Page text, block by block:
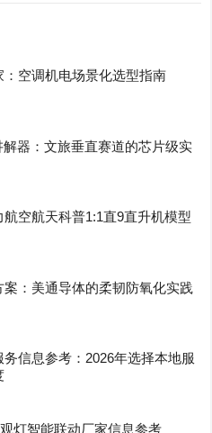
：空调机电场景化选型指南
器：文旅垂直赛道的芯片级实
空航天科普1:1直9直升机模型
：美通导体的柔韧防氧化实践
务信息参考：2026年选择本地服
灯智能联动厂家信息参考